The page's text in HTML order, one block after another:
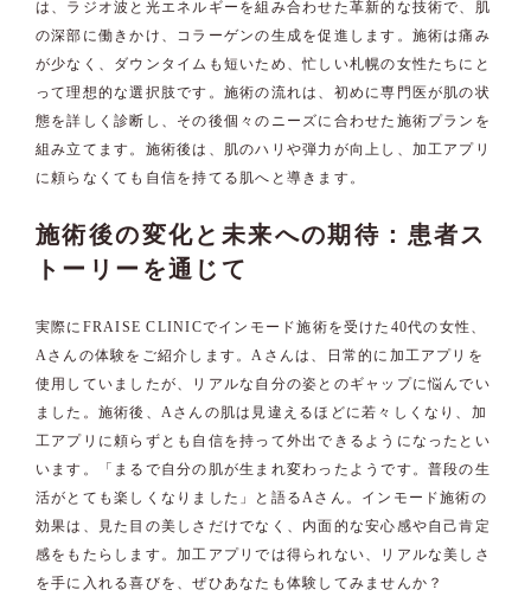
は、ラジオ波と光エネルギーを組み合わせた革新的な技術で、肌
の深部に働きかけ、コラーゲンの生成を促進します。施術は痛み
が少なく、ダウンタイムも短いため、忙しい札幌の女性たちにと
って理想的な選択肢です。施術の流れは、初めに専門医が肌の状
態を詳しく診断し、その後個々のニーズに合わせた施術プランを
組み立てます。施術後は、肌のハリや弾力が向上し、加工アプリ
に頼らなくても自信を持てる肌へと導きます。
施術後の変化と未来への期待：患者ス
トーリーを通じて
実際にFRAISE CLINICでインモード施術を受けた40代の女性、
Aさんの体験をご紹介します。Aさんは、日常的に加工アプリを
使用していましたが、リアルな自分の姿とのギャップに悩んでい
ました。施術後、Aさんの肌は見違えるほどに若々しくなり、加
工アプリに頼らずとも自信を持って外出できるようになったとい
います。「まるで自分の肌が生まれ変わったようです。普段の生
活がとても楽しくなりました」と語るAさん。インモード施術の
効果は、見た目の美しさだけでなく、内面的な安心感や自己肯定
感をもたらします。加工アプリでは得られない、リアルな美しさ
を手に入れる喜びを、ぜひあなたも体験してみませんか？